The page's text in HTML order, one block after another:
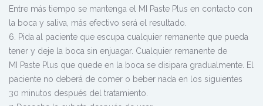
Entre más tiempo se mantenga el MI Paste Plus en contacto con
la boca y saliva, más efectivo será el resultado.
6. Pida al paciente que escupa cualquier remanente que pueda
tener y deje la boca sin enjuagar. Cualquier remanente de
MI Paste Plus que quede en la boca se disipara gradualmente. El
paciente no deberá de comer o beber nada en los siguientes
30 minutos después del tratamiento.